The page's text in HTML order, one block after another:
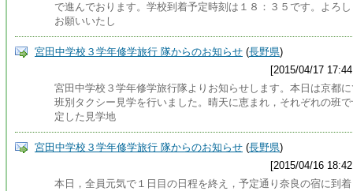
で進んでおります。学校到着予定時刻は１８：３５です。よろ
お願いいたし
宮田中学校３学年修学旅行 隊からのお知らせ (長野県)
[2015/04/17
宮田中学校３学年修学旅行隊よりお知らせします。本日は京都
班別タクシー見学を行いました。晴天に恵まれ，それぞれの班
定した見学地
宮田中学校３学年修学旅行 隊からのお知らせ (長野県)
[2015/04/16
本日，全員元気で１日目の日程を終え，予定通り奈良の宿に到